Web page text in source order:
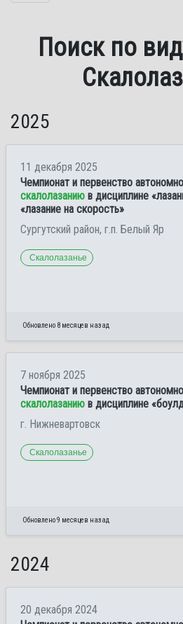
Поиск по
2025
11 декабря 2025
Чемпионат и первенство
скалолазанию в дисциплине
«лазание на скорость»
Сургутский район, г.п. Белый Яр
Скалолазанье
Обновлено 8 месяцев назад
7 ноября 2025
Чемпионат и первенство
скалолазанию в дисциплине
г. Нижневартовск
Скалолазанье
Обновлено 9 месяцев назад
2024
20 декабря 2024